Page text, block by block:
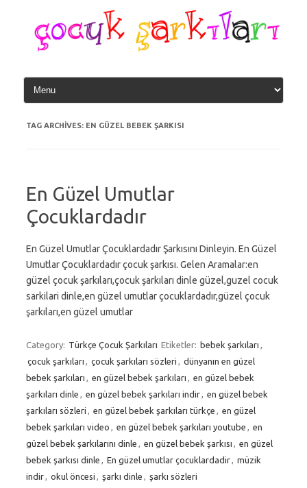
content
TAG ARCHIVES: EN GÜZEL BEBEK ŞARKISI
En Güzel Umutlar
Çocuklardadır
En Güzel Umutlar Çocuklardadır Şarkısını Dinleyin. En Güzel
Umutlar Çocuklardadır çocuk şarkısı. Gelen Aramalar:en
güzel çocuk şarkıları,çocuk şarkıları dinle güzel,guzel cocuk
sarkilari dinle,en güzel umutlar çocuklardadır,güzel çocuk
şarkıları,en güzel umutlar
Category: Türkçe Çocuk Şarkıları Etiketler: bebek şarkıları
çocuk şarkıları
çocuk şarkıları sözleri
dünyanın en güzel
bebek şarkıları
en güzel bebek şarkıları
en güzel bebek
şarkıları dinle
en güzel bebek şarkıları indir
en güzel bebek
şarkıları sözleri
en güzel bebek şarkıları türkçe
en güzel
bebek şarkıları video
en güzel bebek şarkıları youtube
en
güzel bebek şarkılarını dinle
en güzel bebek şarkısı
en güzel
bebek şarkısı dinle
En güzel umutlar çocuklardadir
müzik
indir
okul öncesi şarkı dinle şarkı sözleri